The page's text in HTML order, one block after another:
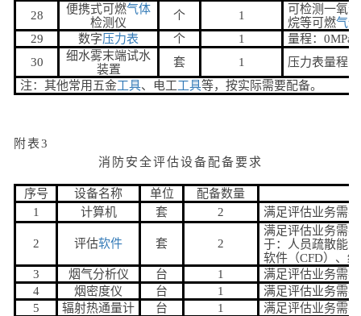
28
便携式可燃气体
检测仪
个 1
可检测一氧
烷等可燃气体
29
数字压力表 个 1
量程：
30
细水雾末端试水
装置
套 1
压力表量程
注：其他常用五金工具、电工工具等，按实际需要配备。
附表3
消防安全评估设备配备要求
序号 设备名称 单位
配备数量
1
计算机 套 2 满足评估业务需要
2 评估软件 套 2
满足评估业务需
于：人员疏散能
软件（CFD）、
3
烟气分析仪 台 1
满足评估业务需要
4
烟密度仪 台 1
满足评估业务需要
5
辐射热通量计 台 1 满足评估业务需要